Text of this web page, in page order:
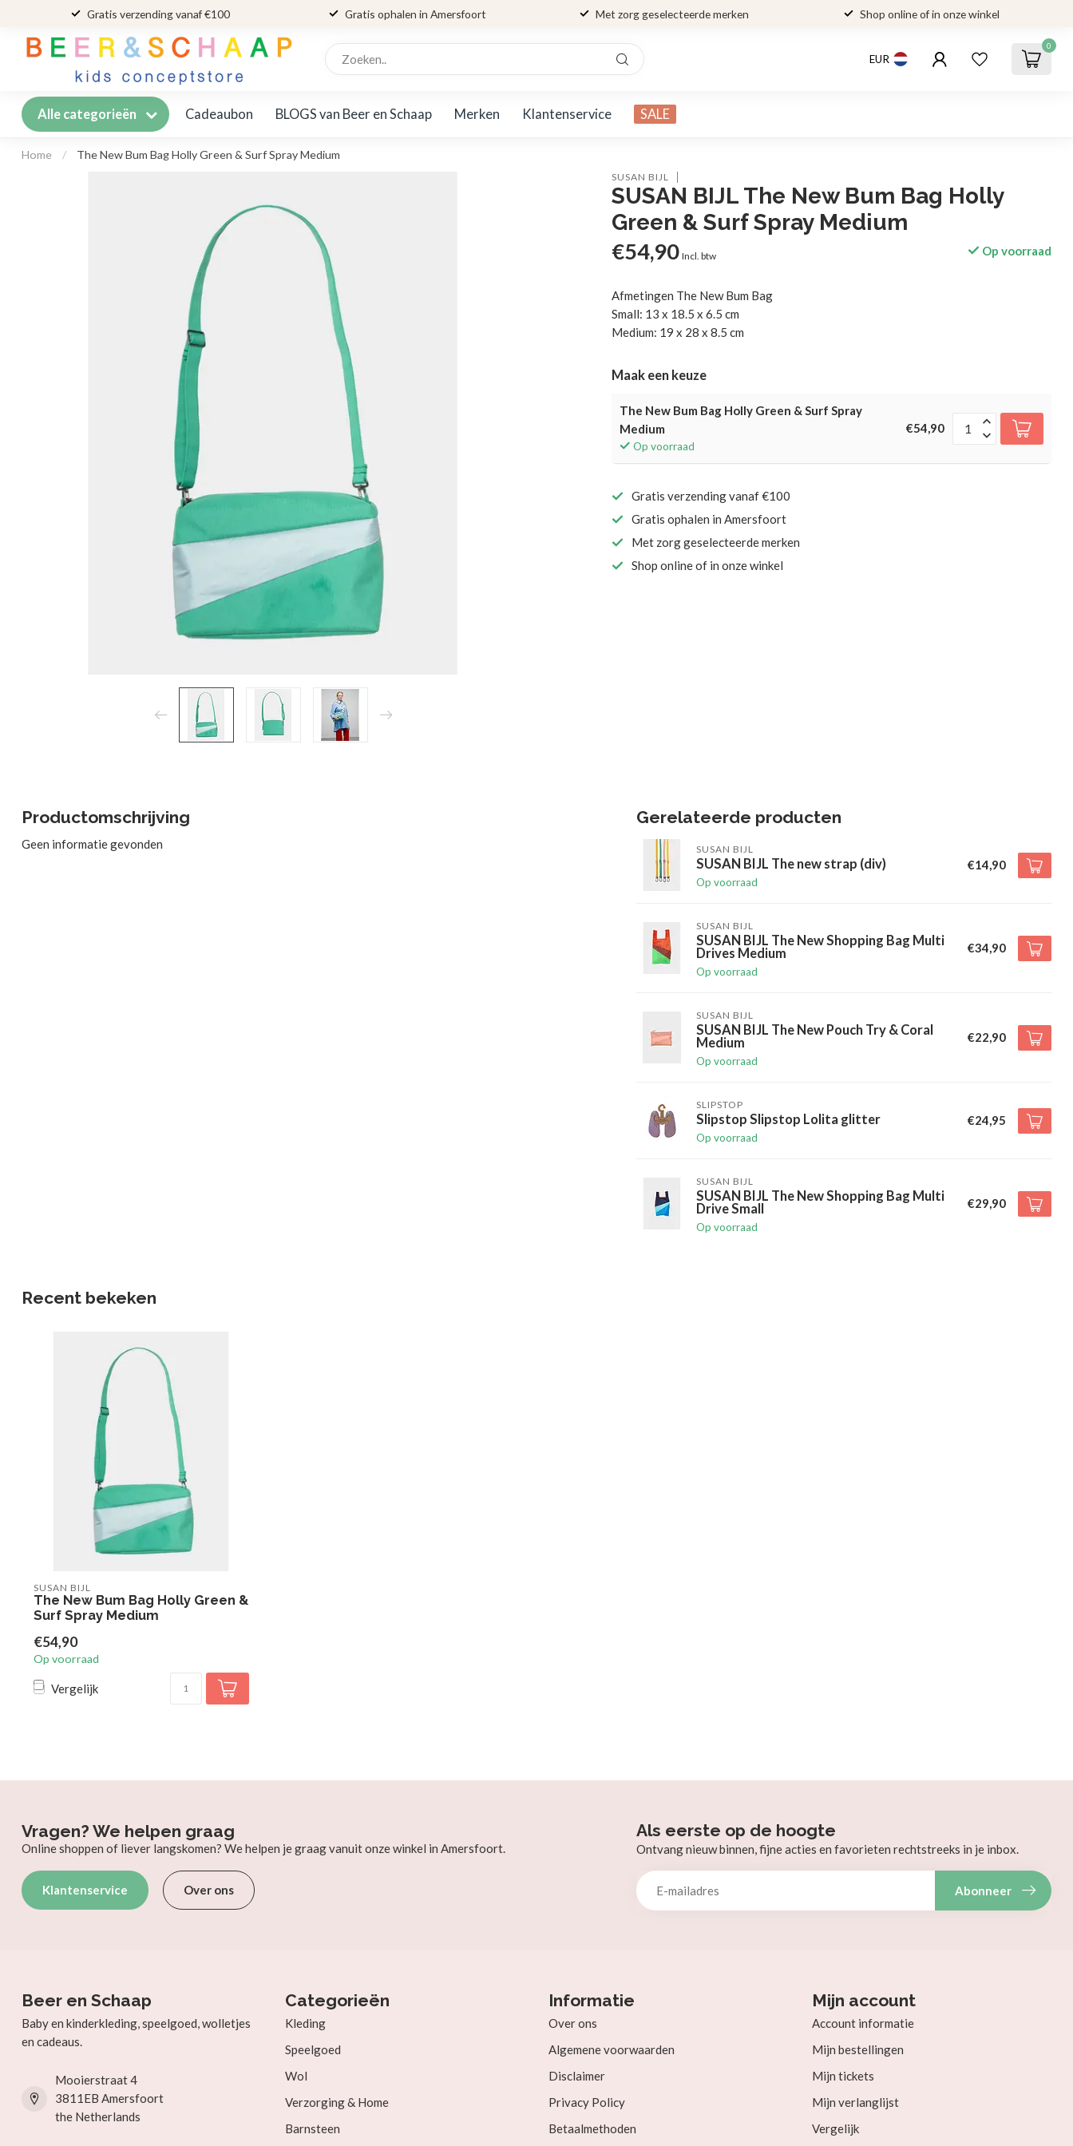
Gratis verzending vanaf €100 Gratis ophalen in Amersfoort Met zorg geselecteerde merken Shop online of in onze winkel
EUR
0
Alle categorieën Cadeaubon BLOGS van Beer en Schaap Merken Klantenservice SALE
Home / The New Bum Bag Holly Green & Surf Spray Medium
SUSAN BIJL
SUSAN BIJL The New Bum Bag Holly
Green & Surf Spray Medium
€54,90 Incl. btw Op voorraad
Afmetingen The New Bum Bag
Small: 13 x 18.5 x 6.5 cm
Medium: 19 x 28 x 8.5 cm
Maak een keuze
The New Bum Bag Holly Green & Surf Spray
Medium
Op voorraad
€54,90
Gratis verzending vanaf €100
Gratis ophalen in Amersfoort
Met zorg geselecteerde merken
Shop online of in onze winkel
Productomschrijving
Geen informatie gevonden
Gerelateerde producten
SUSAN BIJL
SUSAN BIJL The new strap (div)
Op voorraad
€14,90
SUSAN BIJL
SUSAN BIJL The New Shopping Bag Multi
Drives Medium
Op voorraad
€34,90
SUSAN BIJL
SUSAN BIJL The New Pouch Try & Coral
Medium
Op voorraad
€22,90
SLIPSTOP
Slipstop Slipstop Lolita glitter
Op voorraad
€24,95
SUSAN BIJL
SUSAN BIJL The New Shopping Bag Multi
Drive Small
Op voorraad
€29,90
Recent bekeken
SUSAN BIJL
The New Bum Bag Holly Green &
Surf Spray Medium
€54,90
Op voorraad
Vergelijk
Vragen? We helpen graag
Online shoppen of liever langskomen? We helpen je graag vanuit onze winkel in Amersfoort.
Klantenservice Over ons
Als eerste op de hoogte
Ontvang nieuw binnen, fijne acties en favorieten rechtstreeks in je inbox.
Abonneer
Beer en Schaap
Baby en kinderkleding, speelgoed, wolletjes
en cadeaus.
Mooierstraat 4
3811EB Amersfoort
the Netherlands
Categorieën
Kleding
Speelgoed
Wol
Verzorging & Home
Barnsteen
Informatie
Over ons
Algemene voorwaarden
Disclaimer
Privacy Policy
Betaalmethoden
Mijn account
Account informatie
Mijn bestellingen
Mijn tickets
Mijn verlanglijst
Vergelijk